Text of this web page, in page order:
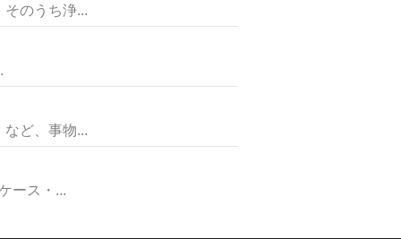
うち浄...
ど、事物...
ース・...